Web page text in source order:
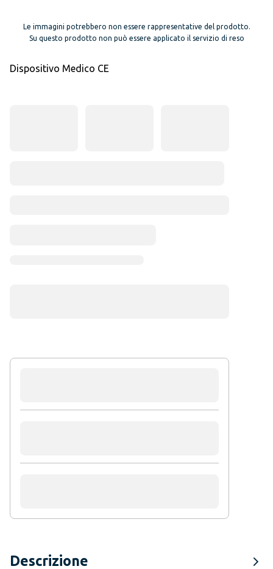
Le immagini potrebbero non essere rappresentative del prodotto.
Su questo prodotto non può essere applicato il servizio di reso
Dispositivo Medico CE
Descrizione